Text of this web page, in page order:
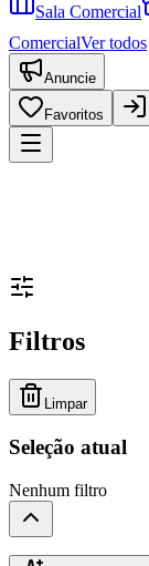
Sala Comercial
ComercialVer todos
Anuncie
Favoritos
Filtros
Limpar
Seleção atual
Nenhum filtro